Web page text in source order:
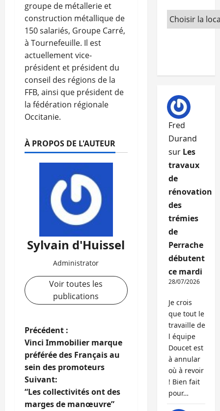
groupe de métallerie et
construction métallique de
150 salariés, Groupe Carré,
à Tournefeuille. Il est
actuellement vice-
président et président du
conseil des régions de la
FFB, ainsi que président de
la fédération régionale
Occitanie.
À PROPOS DE L'AUTEUR
Sylvain d'Huissel
Administrator
Voir toutes les
publications
N
a
v
i
Précédent :
Vinci Immobilier marque
préférée des Français au
sein des promoteurs
Suivant:
“Les collectivités ont des
marges de manœuvre”
Fred
Durand
sur Les
travaux
de
rénovation
des
trémies
de
Perrache
débutent
ce mardi
28/07/2026
Je crois
que tout le
travaille de
l équipe
Doucet est
à annular
où à revoir
! Bien fait
pour…